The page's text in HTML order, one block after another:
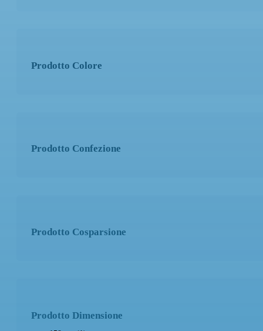
Prodotto Colore
Prodotto Confezione
Prodotto Cosparsione
Prodotto Dimensione